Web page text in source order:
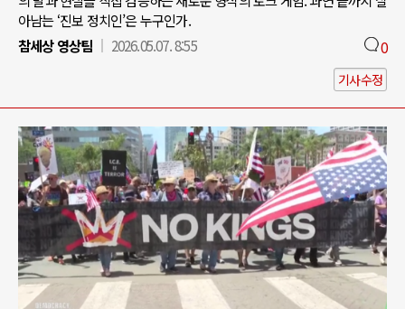
아남는 ‘진보 정치인’은 누구인가.
참세상 영상팀
2026.05.07. 8:55 0
기사수정